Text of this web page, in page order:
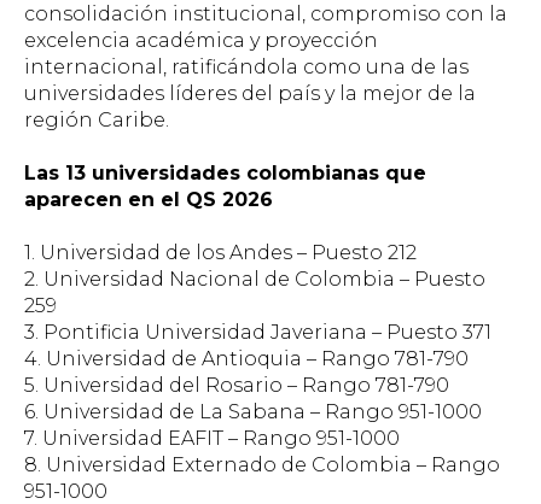
consolidación institucional, compromiso con la
excelencia académica y proyección
internacional, ratificándola como una de las
universidades líderes del país y la mejor de la
región Caribe.
Las 13 universidades colombianas que
aparecen en el QS 2026
1. Universidad de los Andes – Puesto 212
2. Universidad Nacional de Colombia – Puesto
259
3. Pontificia Universidad Javeriana – Puesto 371
4. Universidad de Antioquia – Rango 781-790
5. Universidad del Rosario – Rango 781-790
6. Universidad de La Sabana – Rango 951-1000
7. Universidad EAFIT – Rango 951-1000
8. Universidad Externado de Colombia – Rango
951-1000